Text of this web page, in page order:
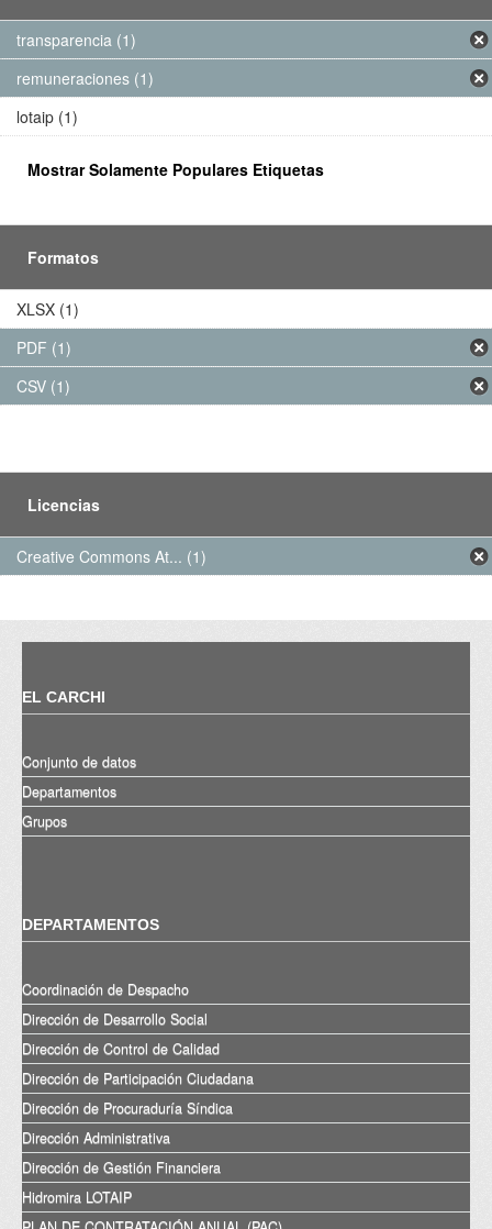
transparencia (1)
remuneraciones (1)
lotaip (1)
Mostrar Solamente Populares Etiquetas
Formatos
XLSX (1)
PDF (1)
CSV (1)
Licencias
Creative Commons At... (1)
EL CARCHI
Conjunto de datos
Departamentos
Grupos
DEPARTAMENTOS
Coordinación de Despacho
Dirección de Desarrollo Social
Dirección de Control de Calidad
Dirección de Participación Ciudadana
Dirección de Procuraduría Síndica
Dirección Administrativa
Dirección de Gestión Financiera
Hidromira LOTAIP